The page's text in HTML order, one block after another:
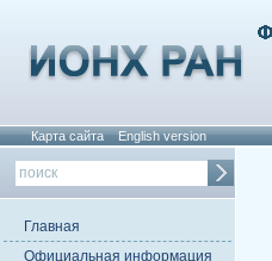
Карта сайта English version
Главная
Официальная информация